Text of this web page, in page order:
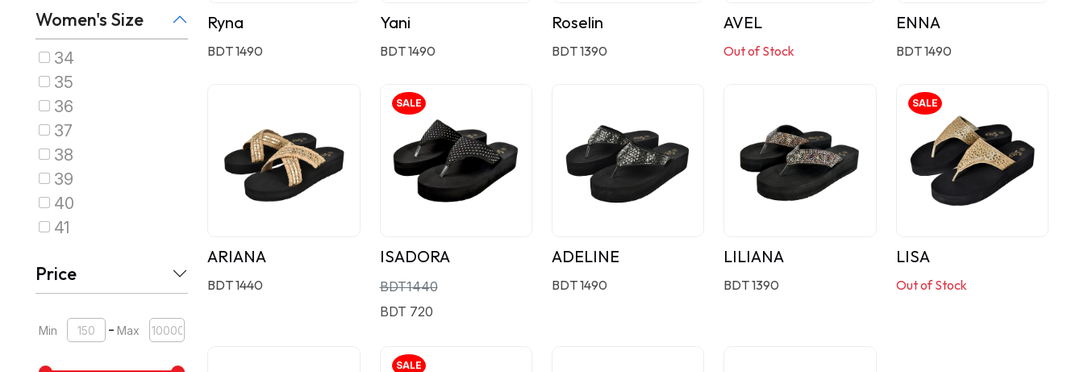
Women's Size
34
35
36
37
38
39
40
41
Price
Min - Max
Ryna
BDT 1490
Yani
BDT 1490
Roselin
BDT 1390
AVEL
Out of Stock
ENNA
BDT 1490
ARIANA
BDT 1440
SALE
ISADORA
BDT1440
BDT 720
ADELINE
BDT 1490
LILIANA
BDT 1390
SALE
LISA
Out of Stock
SALE